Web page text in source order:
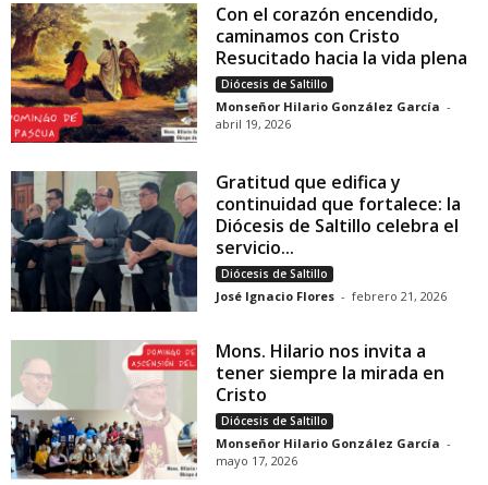
Con el corazón encendido,
caminamos con Cristo
Resucitado hacia la vida plena
Diócesis de Saltillo
Monseñor Hilario González García -
abril 19, 2026
Gratitud que edifica y
continuidad que fortalece: la
Diócesis de Saltillo celebra el
servicio...
Diócesis de Saltillo
José Ignacio Flores - febrero 21, 2026
Mons. Hilario nos invita a
tener siempre la mirada en
Cristo
Diócesis de Saltillo
Monseñor Hilario González García -
mayo 17, 2026